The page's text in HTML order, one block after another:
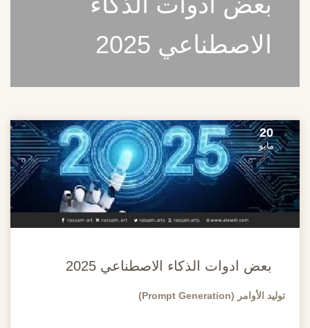
الاصطناعي 2025
20
مايو
بعض ادوات الذكاء الاصطناعي 2025
توليد الأوامر (Prompt Generation)